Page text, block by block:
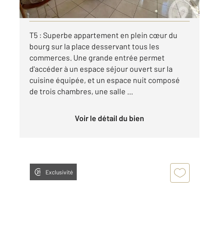
Visiter le site dédié
T5 : Superbe appartement en plein cœur du
bourg sur la place desservant tous les
commerces. Une grande entrée permet
d'accéder à un espace séjour ouvert sur la
cuisine équipée, et un espace nuit composé
de trois chambres, une salle ...
Voir le détail du bien
Exclusivité